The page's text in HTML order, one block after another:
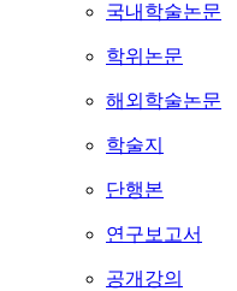
국내학술논문
학위논문
해외학술논문
학술지
단행본
연구보고서
공개강의